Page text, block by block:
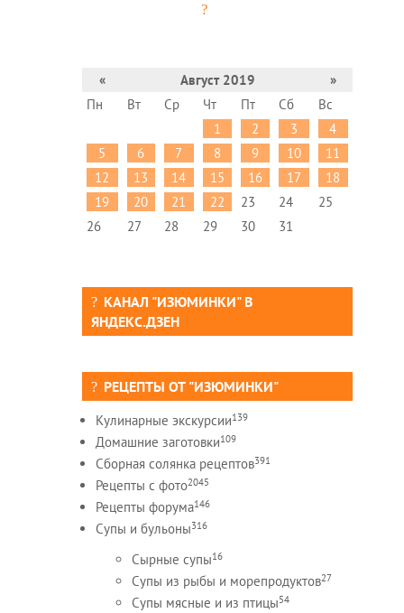
« Август 2019
»
Пн
Вт Ср Чт Пт Сб
Вс
1
2 3
4
5
6 7 8 9 10
11
12
13 14 15 16 17
18
19
20 21 22 23 24
25
26
27 28 29 30 31
КАНАЛ "ИЗЮМИНКИ" В
ЯНДЕКС.ДЗЕН
РЕЦЕПТЫ ОТ "ИЗЮМИНКИ"
Кулинарные экскурсии139
Домашние заготовки109
Сборная солянка рецептов391
Рецепты c фото2045
Рецепты форума146
Супы и бульоны316
Сырные супы16
Супы из рыбы и морепродуктов27
Супы мясные и из птицы54